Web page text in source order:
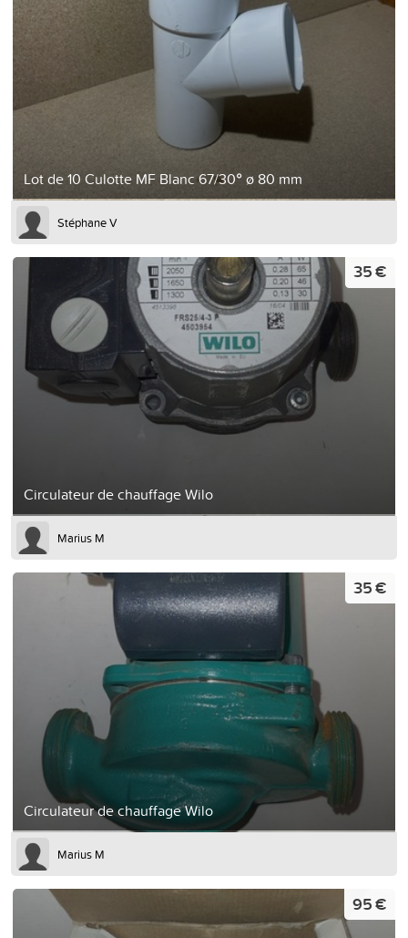
Lot de 10 Culotte MF Blanc 67/30° ø 80 mm
Stéphane V
Circulateur de chauffage Wilo
35 €
Marius M
Circulateur de chauffage Wilo
35 €
Marius M
95 €